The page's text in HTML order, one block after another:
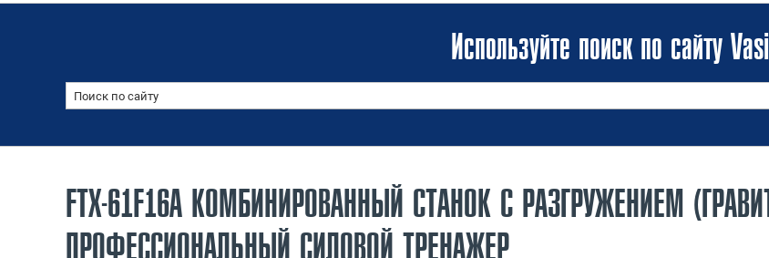
Используйте поиск по сайту
FTX-61F16A КОМБИНИРОВАННЫЙ СТАНОК С РАЗГРУЖЕНИЕМ
ПРОФЕССИОНАЛЬНЫЙ СИЛОВОЙ ТРЕНАЖЕР